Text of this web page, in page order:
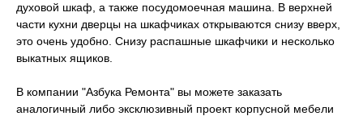
духовой шкаф, а также посудомоечная машина. В верхней
части кухни дверцы на шкафчиках открываются снизу вверх,
это очень удобно. Снизу распашные шкафчики и несколько
выкатных ящиков.
В компании "Азбука Ремонта" вы можете заказать
аналогичный либо эксклюзивный проект корпусной мебели
Хотите также? Давайте
обсудим ваш проект
вам в течение нескольких часов для обсуждения
вашего проекта